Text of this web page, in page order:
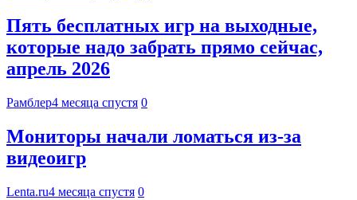
Пять бесплатных игр на выходные,
которые надо забрать прямо сейчас,
апрель 2026
Рамблер4 месяца спустя 0
Мониторы начали ломаться из-за
видеоигр
Lenta.ru4 месяца спустя 0